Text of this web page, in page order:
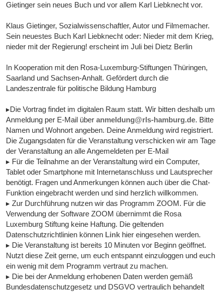
Gietinger sein neues Buch und vor allem Karl Liebknecht vor.
Klaus Gietinger, Sozialwissenschaftler, Autor und Filmemacher.
Sein neuestes Buch Karl Liebknecht oder: Nieder mit dem Krieg,
nieder mit der Regierung! erscheint im Juli bei Dietz Berlin
In Kooperation mit den Rosa-Luxemburg-Stiftungen Thüringen,
Saarland und Sachsen-Anhalt. Gefördert durch die
Landeszentrale für politische Bildung Hamburg
▸Die Vortrag findet im digitalen Raum statt. Wir bitten deshalb um
Anmeldung per E-Mail überanmeldung@rls-hamburg.de. Bitte
Namen und Wohnort angeben. Deine Anmeldung wird registriert.
Die Zugangsdaten für die Veranstaltung verschicken wir am Tage
der Veranstaltung an alle Angemeldeten per E-Mail
▸ Für die Teilnahme an der Veranstaltung wird ein Computer,
Tablet oder Smartphone mit Internetanschluss und Lautsprecher
benötigt. Fragen und Anmerkungen können auch über die Chat-
Funktion eingebracht werden und sind herzlich willkommen.
▸ Zur Durchführung nutzen wir das Programm ZOOM. Für die
Verwendung der Software ZOOM übernimmt die Rosa
Luxemburg Stiftung keine Haftung. Die geltenden
Datenschutzrichtlinien können Link hier eingesehen werden.
▸ Die Veranstaltung ist bereits 10 Minuten vor Beginn geöffnet.
Nutzt diese Zeit gerne, um euch entspannt einzuloggen und euch
ein wenig mit dem Programm vertraut zu machen.
▸ Die bei der Anmeldung erhobenen Daten werden gemäß
Bundesdatenschutzgesetz und DSGVO vertraulich behandelt